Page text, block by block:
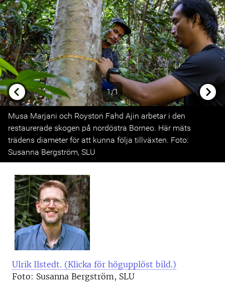
1/1
Previous
Musa Marjani och Royston Fahd Ajin arbetar i den
restaurerade skogen på nordöstra Borneo. Här mäts
trädens diameter för att kunna följa tillväxten. Foto:
Susanna Bergström, SLU
Ulrik Ilstedt. (Klicka för högupplöst bild.)
Foto: Susanna Bergström, SLU